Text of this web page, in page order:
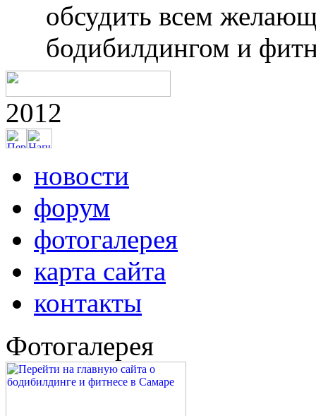
обсудить всем
бодибилдингом и
2012
новости
форум
фотогалерея
карта сайта
контакты
Фотогалерея